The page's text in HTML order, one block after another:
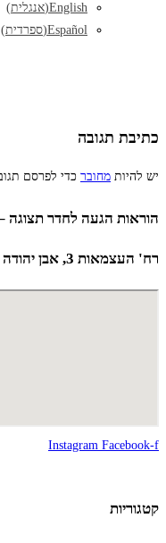
English
(אנגלית)
Español
(ספרדית)
כתיבת תגובה
יש להיות מחובר כדי לפרסם
הוראות הגעה לחדר
רח' העצמאות 3, אבן יהודה
Instagram Facebook-f
קטגוריות